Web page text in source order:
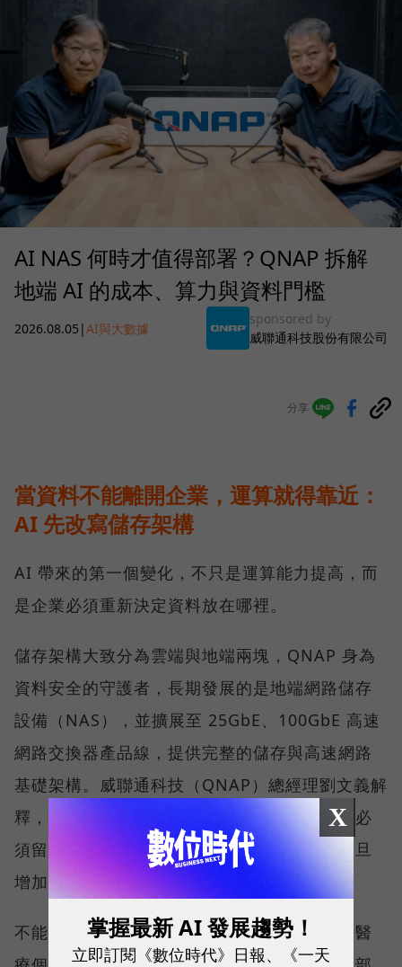
AI NAS 何時才值得部署？QNAP 拆解
地端 AI 的成本、算力與資料門檻
2026.08.05 |AI與大數據
sponsored by
威聯通科技股份有限公司
分享
當資料不能離開企業，運算就得靠近：
AI 先改寫儲存架構
AI 帶來的第一個變化，不只是運算能力提高，而
是企業必須重新決定資料放在哪裡。
儲存架構大致分為雲端與地端兩塊，QNAP 身為
資料安全的守護者，長期發展的是地端網路儲存
設備（NAS），並擴展至 25GbE、100GbE 高速
網路交換器產品線，提供完整的儲存與高速網路
基礎架構。威聯通科技（QNAP）總經理劉文義解
釋，當資料因合規要求或敏感度不能上雲，就必
須留在靠近使用者與應用的地方；運算需求一旦
增加，承接資料的裝置也自然被推向地端 AI。
不能上雲的名單比想像中長。醫療業持有大量醫
X
掌握最新 AI 發展趨勢！
立即訂閱《數位時代》日報、《一天